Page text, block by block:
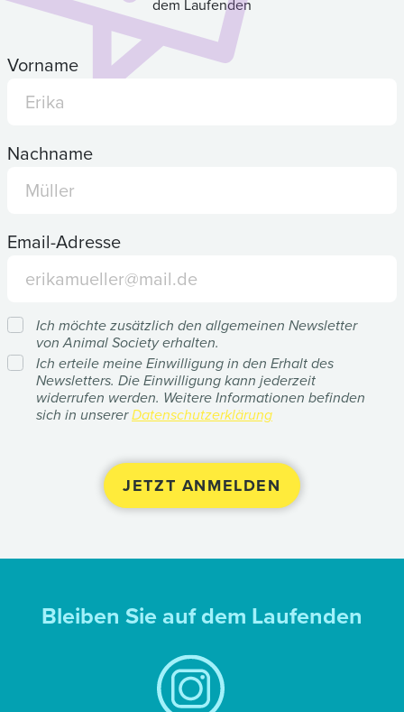
dem Laufenden
Vorname
Nachname
Email-Adresse
Ich möchte zusätzlich den allgemeinen Newsletter
von Animal Society erhalten.
Ich erteile meine Einwilligung in den Erhalt des
Newsletters. Die Einwilligung kann jederzeit
widerrufen werden. Weitere Informationen befinden
sich in unsererDatenschutzerklärung
Bleiben Sie auf dem Laufenden